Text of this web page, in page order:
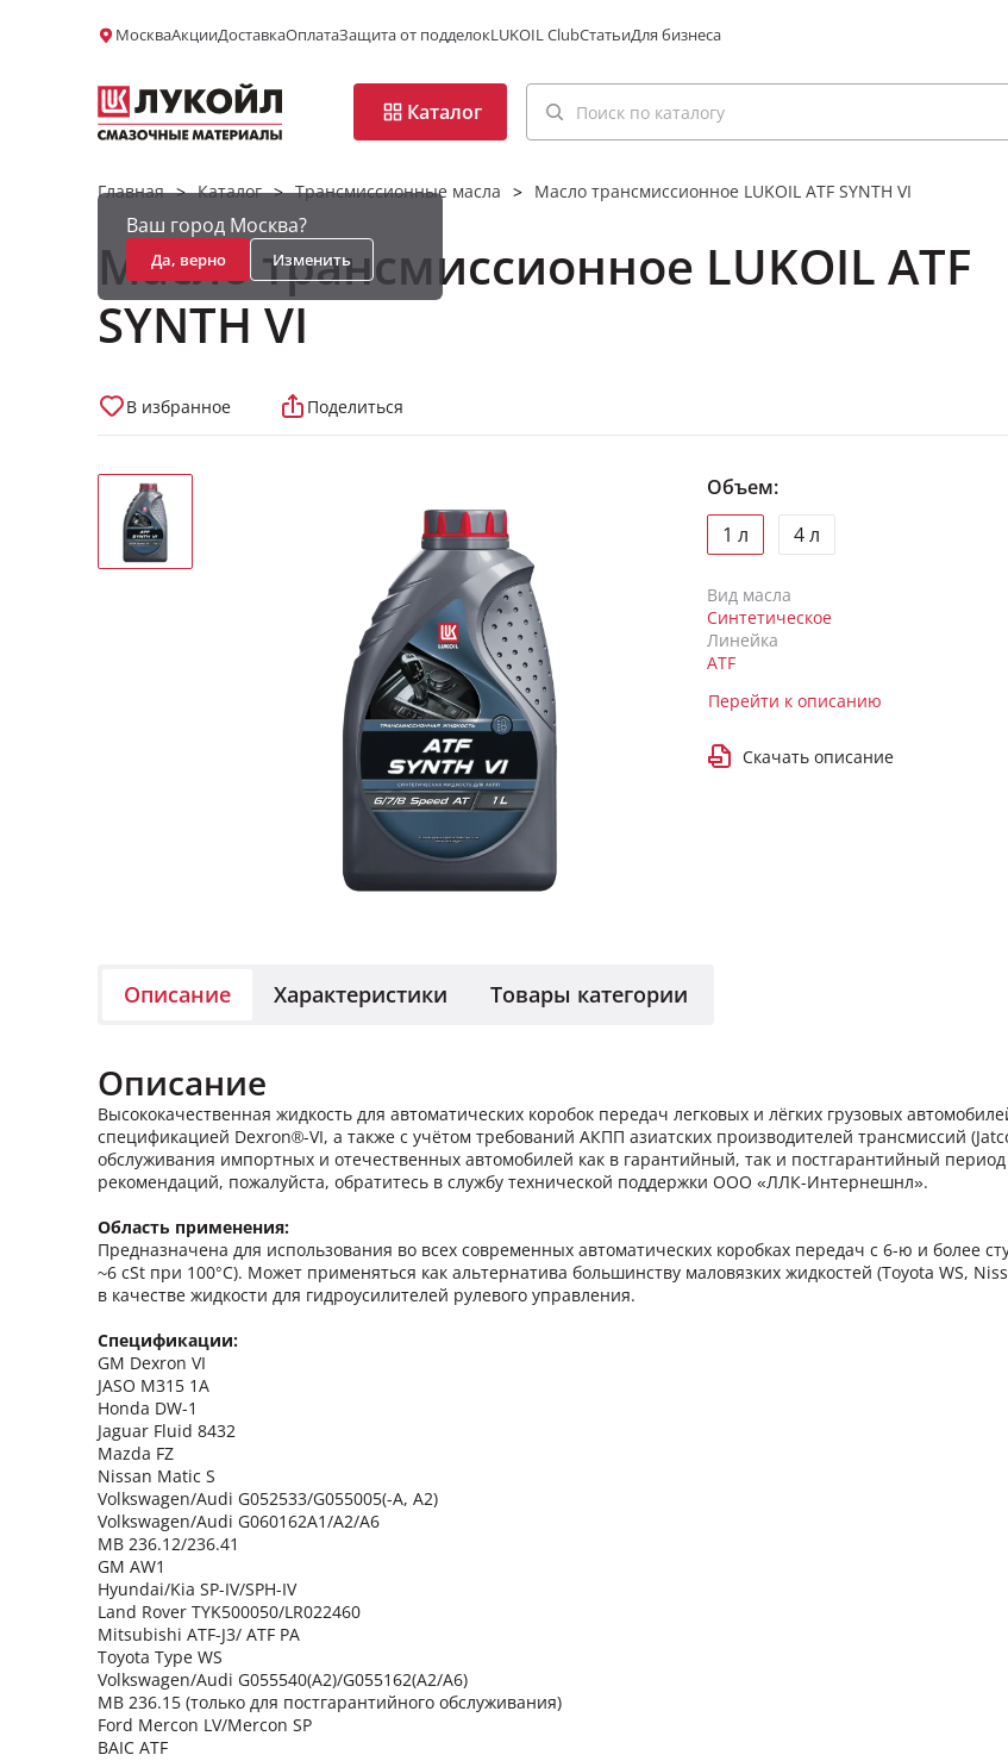
МоскваАкцииДоставкаОплатаЗащита от подделокLUKOIL ClubСтатьиДля бизнеса
Каталог
Ваш город Москва?
Да, верно Изменить
Главная > Каталог > Трансмиссионные масла > Масло трансмиссионное LUKOIL ATF SYNTH VI
Масло трансмиссионное LUKOIL ATF
SYNTH VI
В избранное Поделиться
Объем:
1 л
4 л
Вид масла
Синтетическое
Линейка
ATF
Перейти к описанию
Скачать описание
Описание Характеристики Товары категории
Описание
Высококачественная жидкость для автоматических коробок передач легковых и лёгких грузовых
спецификацией Dexron®-VI, а также с учётом требований АКПП азиатских производителей трансмиссий
обслуживания импортных и отечественных автомобилей как в гарантийный, так и постгарантийный
рекомендаций, пожалуйста, обратитесь в службу технической поддержки ООО «ЛЛК-Интернешнл».
Область применения:
Предназначена для использования во всех современных автоматических коробках передач с 6-ю и более
~6 cSt при 100°С). Может применяться как альтернатива большинству маловязких жидкостей (Toyota WS,
в качестве жидкости для гидроусилителей рулевого управления.
Спецификации:
GM Dexron VI
JASO M315 1A
Honda DW-1
Jaguar Fluid 8432
Mazda FZ
Nissan Matic S
Volkswagen/Audi G052533/G055005(-A, A2)
Volkswagen/Audi G060162A1/A2/A6
MB 236.12/236.41
GM AW1
Hyundai/Kia SP-IV/SPH-IV
Land Rover TYK500050/LR022460
Mitsubishi ATF-J3/ ATF PA
Toyota Type WS
Volkswagen/Audi G055540(A2)/G055162(A2/A6)
MB 236.15 (только для постгарантийного обслуживания)
Ford Mercon LV/Mercon SP
BAIC ATF